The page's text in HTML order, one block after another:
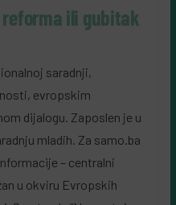
ili gubitak
saradnji,
evropskim
dijalogu. Zaposlen je u
mladih. Za samo.ba
– centralni
u okviru Evropskih